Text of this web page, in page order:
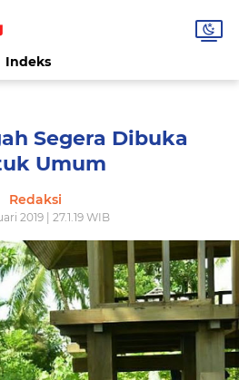
Indeks
Segera Dibuka
Umum
Redaksi
2019 | 27.1.19 WIB